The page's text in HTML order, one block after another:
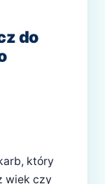
do
który
wiek czy